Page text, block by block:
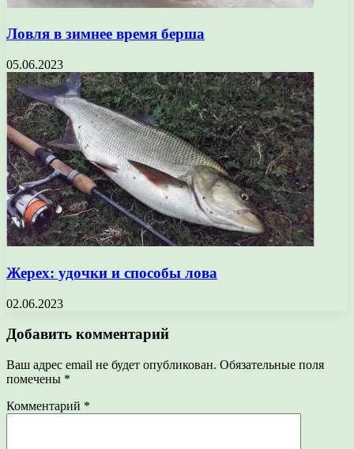
Ловля в зимнее время берша
05.06.2023
Жерех: удочки и способы лова
02.06.2023
Добавить комментарий
Ваш адрес email не будет опубликован. Обязательные поля
помечены *
Комментарий *